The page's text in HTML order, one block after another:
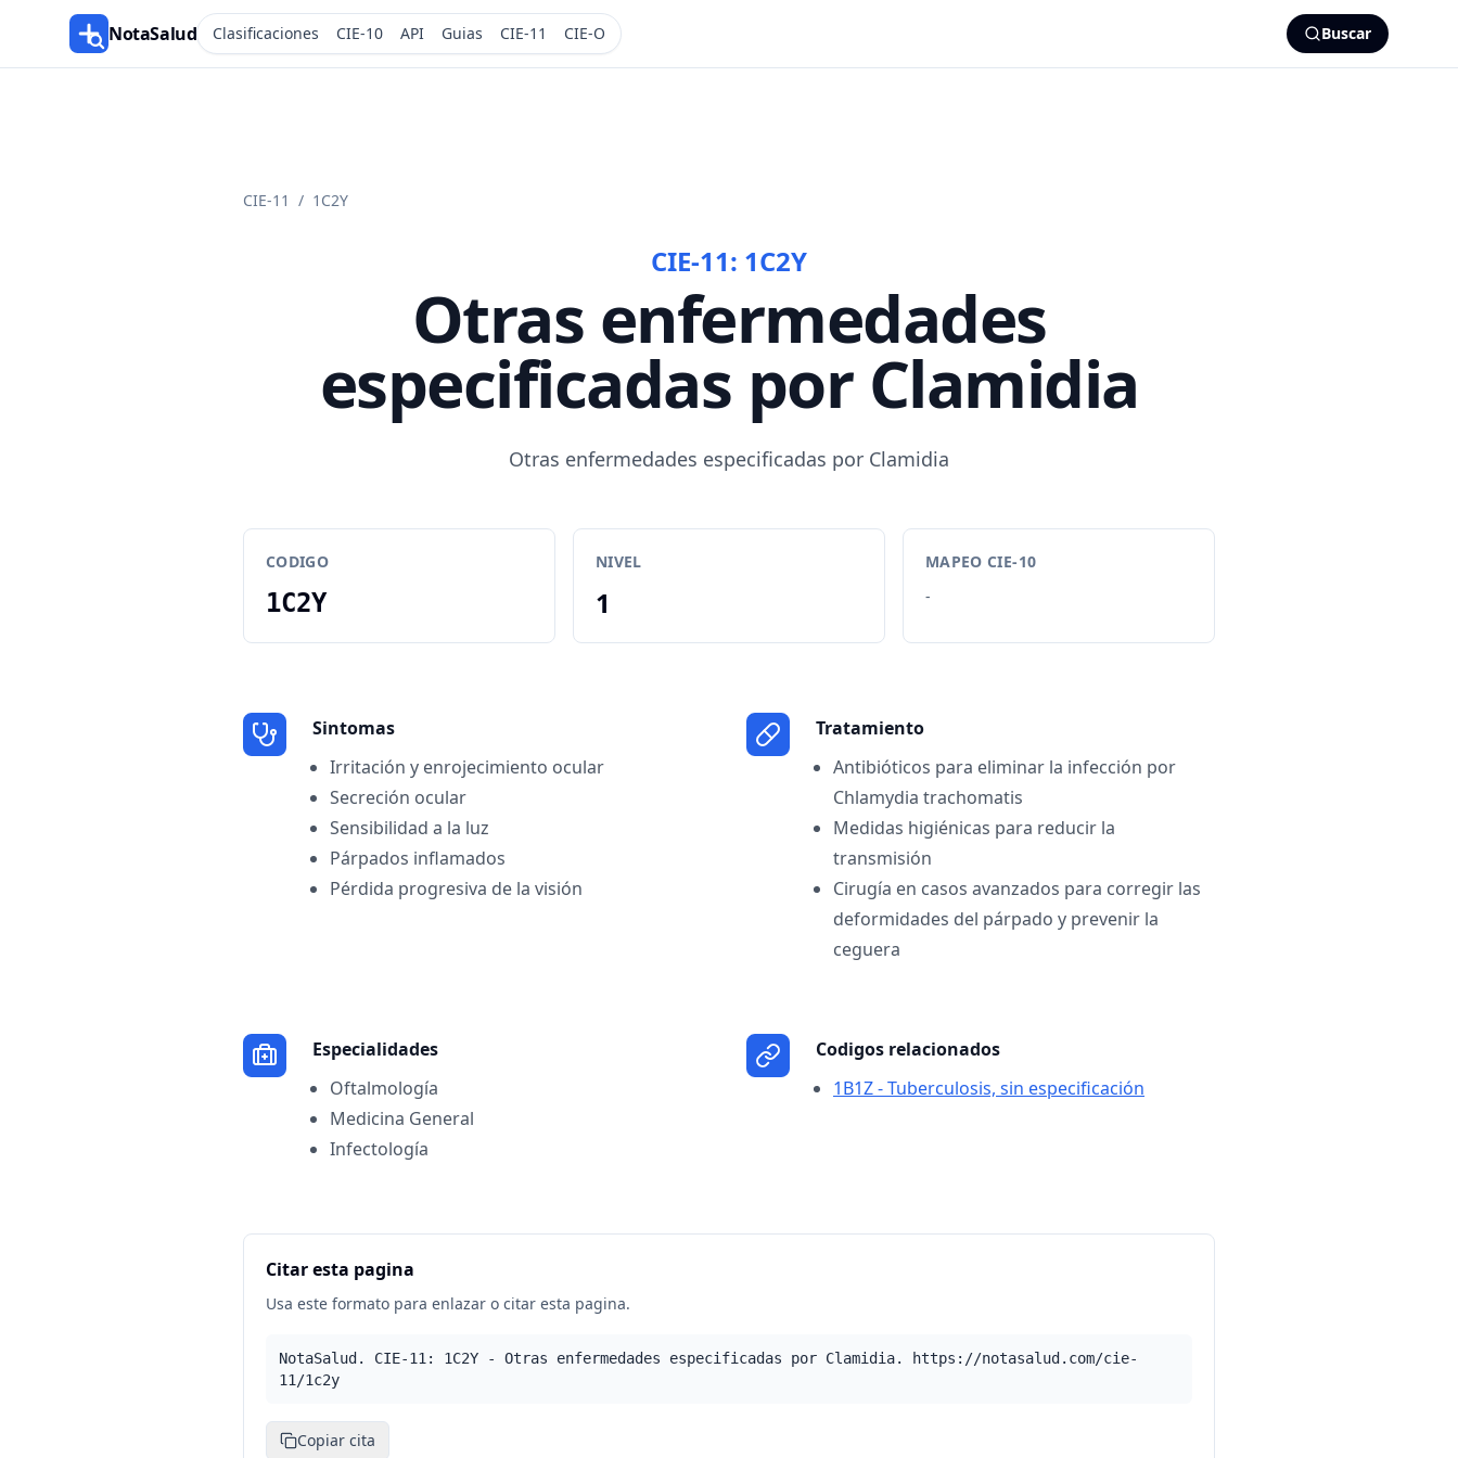
NotaSalud Clasificaciones CIE-10 API Guias CIE-11 CIE-O Buscar
CIE-11 / 1C2Y
CIE-11: 1C2Y
Otras enfermedades
especificadas por Clamidia
Otras enfermedades especificadas por Clamidia
CODIGO
1C2Y
NIVEL
1
MAPEO CIE-10
-
Sintomas
Irritación y enrojecimiento ocular
Secreción ocular
Sensibilidad a la luz
Párpados inflamados
Pérdida progresiva de la visión
Tratamiento
Antibióticos para eliminar la infección por
Chlamydia trachomatis
Medidas higiénicas para reducir la
transmisión
Cirugía en casos avanzados para corregir las
deformidades del párpado y prevenir la
ceguera
Especialidades
Oftalmología
Medicina General
Infectología
Codigos relacionados
1B1Z - Tuberculosis, sin especificación
Citar esta pagina
Usa este formato para enlazar o citar esta pagina.
NotaSalud. CIE-11: 1C2Y - Otras enfermedades especificadas por Clamidia. https://notasalud.com/cie-
11/1c2y
Copiar cita